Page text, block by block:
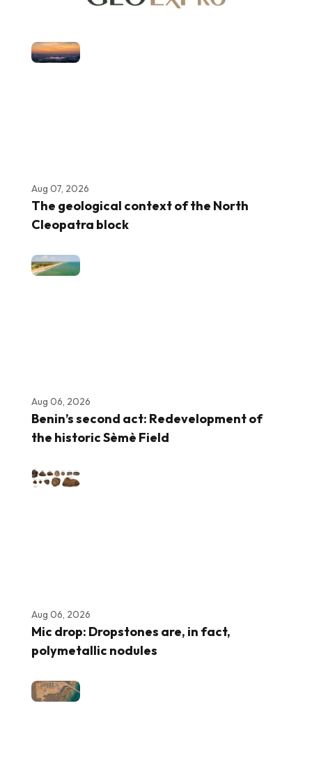
Aug 07, 2026
The geological context of the North
Cleopatra block
Aug 06, 2026
Benin’s second act: Redevelopment of
the historic Sèmè Field
Aug 06, 2026
Mic drop: Dropstones are, in fact,
polymetallic nodules